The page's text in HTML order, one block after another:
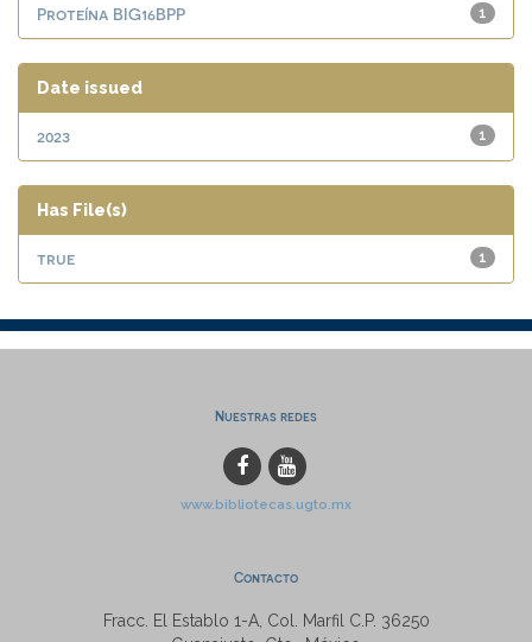
1
Proteína BIG16BPP
Date issued
1
2023
Has File(s)
1
true
Nuestras redes
www.bibliotecas.ugto.mx
Contacto
Fracc. El Establo 1-A, Col. Marfil C.P. 36250